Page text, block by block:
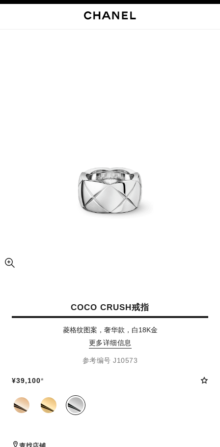
放大视图
COCO CRUSH戒指
菱格纹图案，奢华款，白18K金
更多详细信息
参考编号 J10573
¥39,100*
同系列款式(3)